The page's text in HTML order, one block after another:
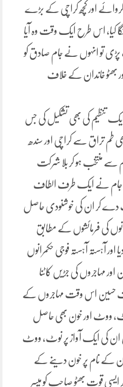
اور کچھ کراچی کے بڑے
کیا، اس طرح ایک وقت وہ آیا
تو انہوں نے جام صادق کو
اور بھٹو خاندان کے خلاف
تنظیم کی بھی تشکیل کی جس
طم تراق سے کراچی اور سندھ
منتخب ہو کر بلا شرکت
جام نے ایک طرف الطاف
دے کر ان کی خوشنودی حاصل
کی فرمائشوں کے مطابق
اور آہستہ آہستہ فوجی حکمرانوں
مہاجروں کی جڑیں کاٹنا
حسین اس وقت مہاجروں کے
ووٹ اور خون بھی حاصل
ان کی ایک آواز پر نوٹ، ووٹ
کے نام پر خون دینے کے
ایسی قوت بھٹو صاحب کو میسر